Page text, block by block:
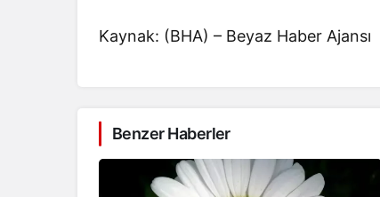
Kaynak: (BHA) – Beyaz Haber Ajansı
Benzer Haberler